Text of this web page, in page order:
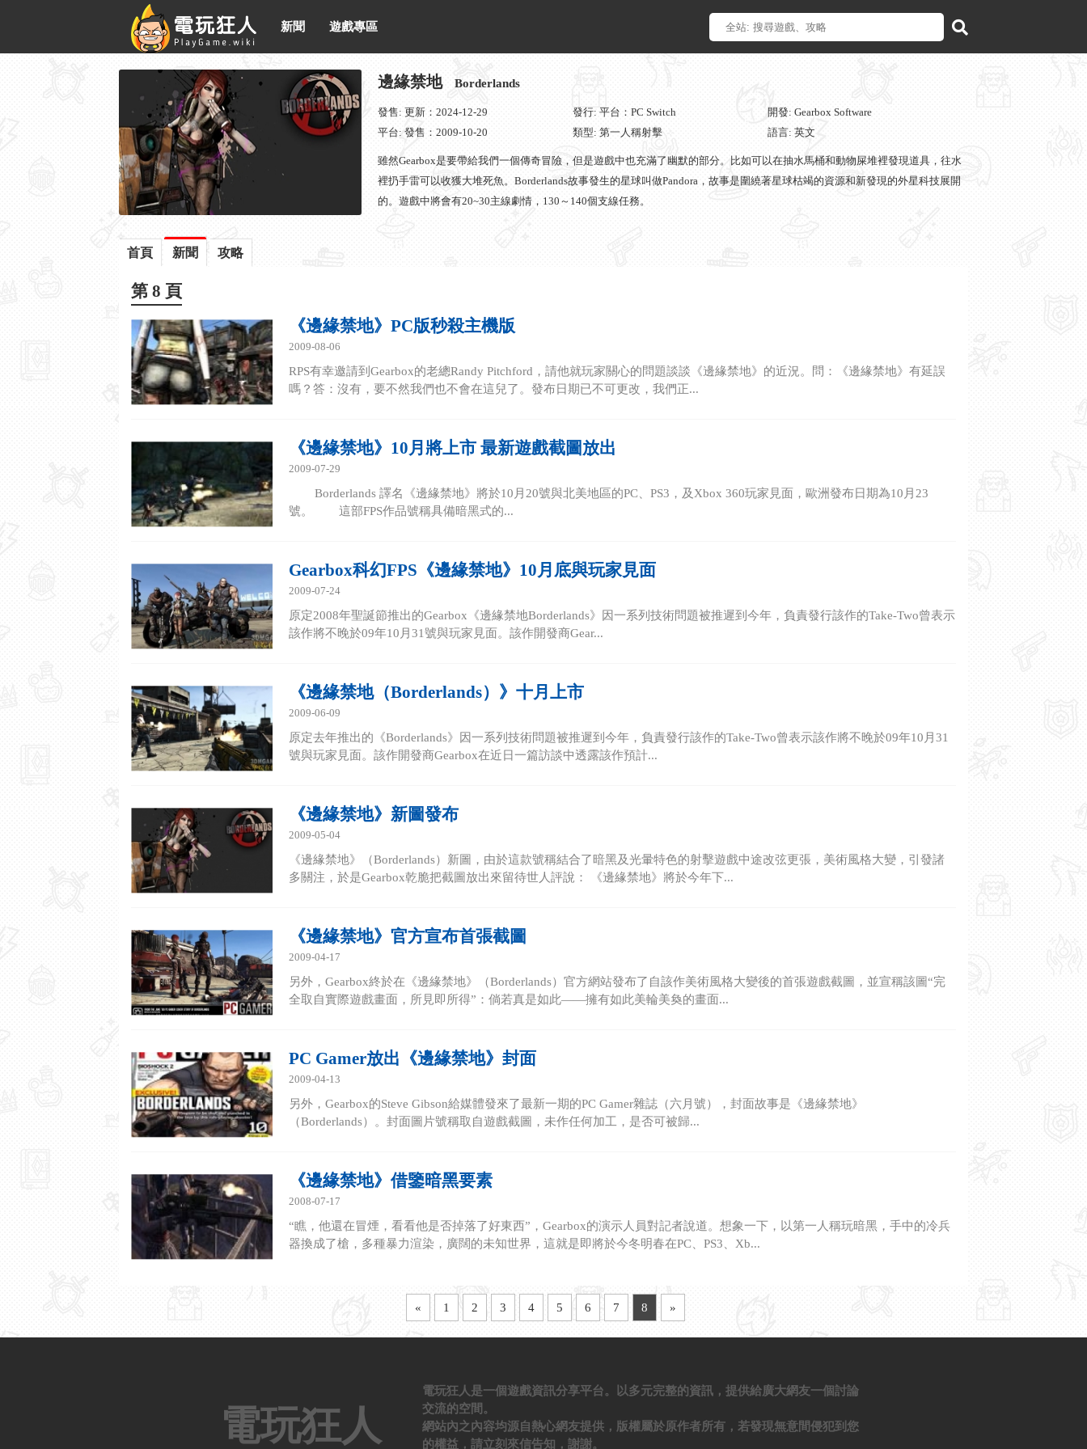
新聞 遊戲專區
邊緣禁地 Borderlands
發售: 更新：2024-12-29 發行: 平台：PC Switch
開發: Gearbox Software
平台: 發售：2009-10-20
類型: 第一人稱射擊 語言: 英文
雖然Gearbox是要帶給我們一個傳奇冒險，但是遊戲中也充滿了幽默的部分。比如可以在抽水馬桶和動物屎堆裡發現道具，往水
裡扔手雷可以收獲大堆死魚。Borderlands故事發生的星球叫做Pandora，故事是圍繞著星球枯竭的資源和新發現的外星科技展開
的。遊戲中將會有20~30主線劇情，130～140個支線任務。
首頁 新聞 攻略
第 8 頁
《邊緣禁地》PC版秒殺主機版
2009-08-06
RPS有幸邀請到Gearbox的老總Randy Pitchford，請他就玩家關心的問題談談《邊緣禁地》的近況。問：《邊緣禁地》有延誤
嗎？答：沒有，要不然我們也不會在這兒了。發布日期已不可更改，我們正...
《邊緣禁地》10月將上市 最新遊戲截圖放出
2009-07-29
Borderlands 譯名《邊緣禁地》將於10月20號與北美地區的PC、PS3，及Xbox 360玩家見面，歐洲發布日期為10月23
號。 這部FPS作品號稱具備暗黑式的...
Gearbox科幻FPS《邊緣禁地》10月底與玩家見面
2009-07-24
原定2008年聖誕節推出的Gearbox《邊緣禁地Borderlands》因一系列技術問題被推遲到今年，負責發行該作的Take-Two曾表示
該作將不晚於09年10月31號與玩家見面。該作開發商Gear...
《邊緣禁地（Borderlands）》十月上市
2009-06-09
原定去年推出的《Borderlands》因一系列技術問題被推遲到今年，負責發行該作的Take-Two曾表示該作將不晚於09年10月31
號與玩家見面。該作開發商Gearbox在近日一篇訪談中透露該作預計...
《邊緣禁地》新圖發布
2009-05-04
《邊緣禁地》（Borderlands）新圖，由於這款號稱結合了暗黑及光暈特色的射擊遊戲中途改弦更張，美術風格大變，引發諸
多關注，於是Gearbox乾脆把截圖放出來留待世人評說： 《邊緣禁地》將於今年下...
《邊緣禁地》官方宣布首張截圖
2009-04-17
另外，Gearbox終於在《邊緣禁地》（Borderlands）官方網站發布了自該作美術風格大變後的首張遊戲截圖，並宣稱該圖“完
全取自實際遊戲畫面，所見即所得”：倘若真是如此——擁有如此美輪美奐的畫面...
PC Gamer放出《邊緣禁地》封面
2009-04-13
另外，Gearbox的Steve Gibson給媒體發來了最新一期的PC Gamer雜誌（六月號），封面故事是《邊緣禁地》
（Borderlands）。封面圖片號稱取自遊戲截圖，未作任何加工，是否可被歸...
《邊緣禁地》借鑒暗黑要素
2008-07-17
“瞧，他還在冒煙，看看他是否掉落了好東西”，Gearbox的演示人員對記者說道。想象一下，以第一人稱玩暗黑，手中的冷兵
器換成了槍，多種暴力渲染，廣闊的未知世界，這就是即將於今冬明春在PC、PS3、Xb...
« 1 2 3 4 5 6 7 8 »
電玩狂人
電玩狂人是一個遊戲資訊分享平台。以多元完整的資訊，提供給廣大網友一個討論
交流的空間。
網站內之內容均源自熱心網友提供，版權屬於原作者所有，若發現無意間侵犯到您
的權益，請立刻來信告知，謝謝。